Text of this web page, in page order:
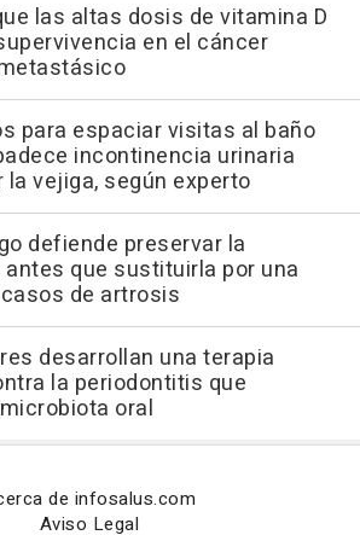
las altas dosis de vitamina D
en el cáncer
para espaciar visitas al baño
incontinencia urinaria
la vejiga, según experto
defiende preservar la
que sustituirla por una
de artrosis
desarrollan una terapia
la periodontitis que
oral
de infosalus.com
Aviso Legal